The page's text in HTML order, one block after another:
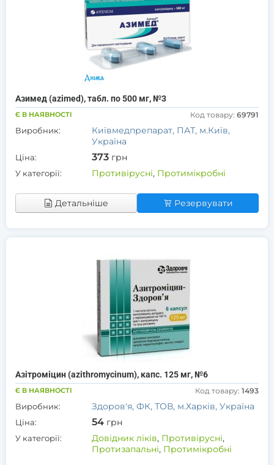
Азимед (azimed), табл. по 500 мг, №3
Є В НАЯВНОСТІ Код товару: 69791
Виробник:
Київмедпрепарат, ПАТ, м.Київ,
Україна
Ціна: 373 грн
У категорії: Противірусні, Протимікробні
Детальніше Резервувати
Азітроміцин (azithromycinum), капс. 125 мг, №6
Є В НАЯВНОСТІ Код товару: 1493
Виробник: Здоров'я, ФК, ТОВ, м.Харків, Україна
Ціна: 54 грн
У категорії: Довідник ліків, Противірусні,
Протизапальні, Протимікробні